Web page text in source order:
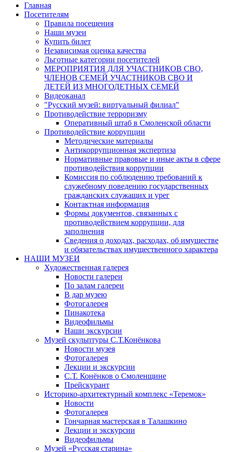
Главная
Посетителям
Правила посещения
Наши музеи
Купить билет
Независимая оценка качества
Льготные категории посетителей
МЕРОПРИЯТИЯ ДЛЯ УЧАСТНИКОВ СВО,
ЧЛЕНОВ СЕМЕЙ УЧАСТНИКОВ СВО И
ДЕТЕЙ ИЗ МНОГОДЕТНЫХ СЕМЕЙ
Видеоканал
"Русский музей: виртуальный филиал"
Противодействие терроризму
Оперативный штаб в Смоленской области
Противодействие коррупции
Методические материалы
Антикоррупционная экспертиза
Нормативные правовые и иные акты в сфере
противодействия коррупции
Комиссия по соблюдению требований к
служебному поведению государственных
гражданских служащих и урег
Контактная информация
Формы документов, связанных с
противодействием коррупции, для
заполнения
Сведения о доходах, расходах, об имуществе
и обязательствах имущественного характера
НАШИ МУЗЕИ
Художественная галерея
Новости галереи
По залам галереи
В дар музею
Фотогалерея
Пинакотека
Видеофильмы
Наши экскурсии
Музей скульптуры С.Т.Конёнкова
Новости музея
Фотогалерея
Лекции и экскурсии
С.Т. Конёнков о Смоленщине
Прейскурант
Историко-архитектурный комплекс «Теремок»
Новости
Фотогалерея
Гончарная мастерская в Талашкино
Лекции и экскурсии
Видеофильмы
Музей «Русская старина»